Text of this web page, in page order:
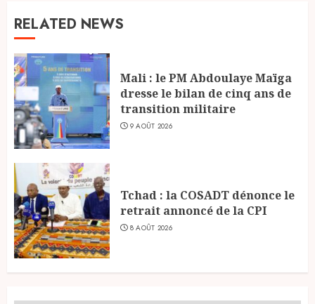
RELATED NEWS
Mali : le PM Abdoulaye Maïga
dresse le bilan de cinq ans de
transition militaire
9 AOÛT 2026
Tchad : la COSADT dénonce le
retrait annoncé de la CPI
8 AOÛT 2026